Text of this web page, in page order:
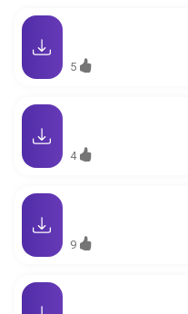
5
4
9